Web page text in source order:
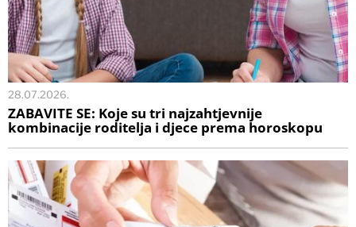
28.07.2026.
ZABAVITE SE: Koje su tri najzahtjevnije
kombinacije roditelja i djece prema horoskopu